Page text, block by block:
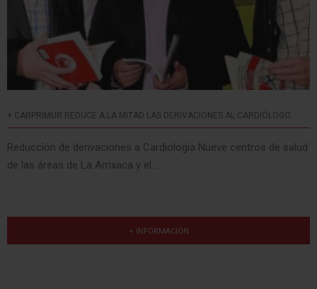
+ CARPRIMUR REDUCE A LA MITAD LAS DERIVACIONES AL CARDIÓLOGO.
Reducción de derivaciones a Cardiología Nueve centros de salud
de las áreas de La Arrixaca y el...
+ INFORMACIÓN